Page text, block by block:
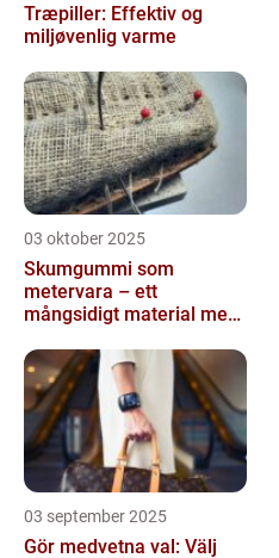
Træpiller: Effektiv og
miljøvenlig varme
03 oktober 2025
Skumgummi som
metervara – ett
mångsidigt material med
användningsområden
03 september 2025
Gör medvetna val: Välj